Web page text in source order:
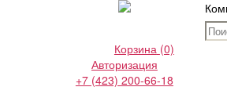
Корзина (0)
Авторизация
+7 (423) 200-66-18